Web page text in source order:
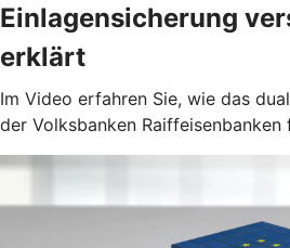
Einlagensicherung
erklärt
Im Video erfahren Sie, wie das
der Volksbanken